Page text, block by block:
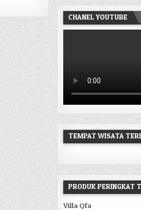
CHANEL YOUTUBE
TEMPAT WISATA
PRODUK PERINGKAT
Villa Qfa